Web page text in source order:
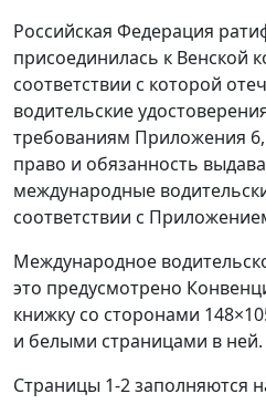
Российская Федерация
присоединилась к Венской
соответствии с которой
водительские
требованиям Приложения 6,
право и обязанность
международные
соответствии с
Международное
это предусмотрено
книжку со сторонами
и белыми страницами в ней.
Страницы 1-2 заполняются